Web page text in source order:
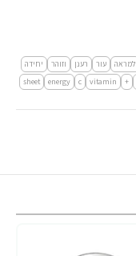
למראה עור רענן וזוהר
יחידה
+
vitamin
c
energy
sheet